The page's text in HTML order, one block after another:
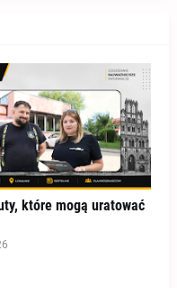
które mogą uratować